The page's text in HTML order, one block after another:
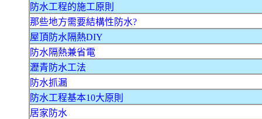
防水工程的施工原則
那些地方需要結構性防水?
屋頂防水隔熱DIY
防水隔熱兼省電
瀝青防水工法
防水抓漏
防水工程基本10大原則
居家防水